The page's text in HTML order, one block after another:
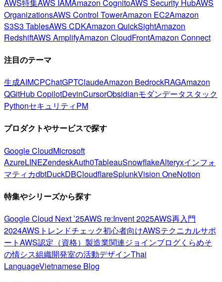
AWS特集AWS IAMAmazon CognitoAWS Security HubAWS
OrganizationsAWS Control TowerAmazon EC2Amazon
S3S3 TablesAWS CDKAmazon QuickSightAmazon
RedshiftAWS AmplifyAmazon CloudFrontAmazon Connect
注目のテーマ
生成AIMCPChatGPTClaudeAmazon BedrockRAGAmazon
QGitHub CopilotDevinCursorObsidianモダンデータスタック
PythonセキュリティPM
プロダクトやサービスで探す
Google CloudMicrosoft
AzureLINEZendeskAuth0TableauSnowflakeAlteryxインフォ
マティカdbtDuckDBCloudflareSplunkVision OneNotion
特集やシリーズから探す
Google Cloud Next ’25AWS re:Invent 2025AWS再入門
2024AWSトレンドチェック初心者向けAWSテクニカルサポ
ートAWS認定（資格） 製造業関連ジョインブログくらめそ
の情シス組織開発室の活動デザインThai
LanguageVietnamese Blog